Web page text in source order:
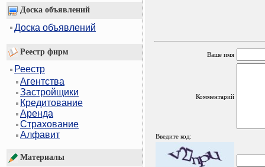
Доска объявлений
Доска объявлений
Реестр фирм
Реестр
Агентства
Застройщики
Кредитование
Аренда
Страхование
Алфавит
Материалы
Ваше имя
Комментарий
Введите код: